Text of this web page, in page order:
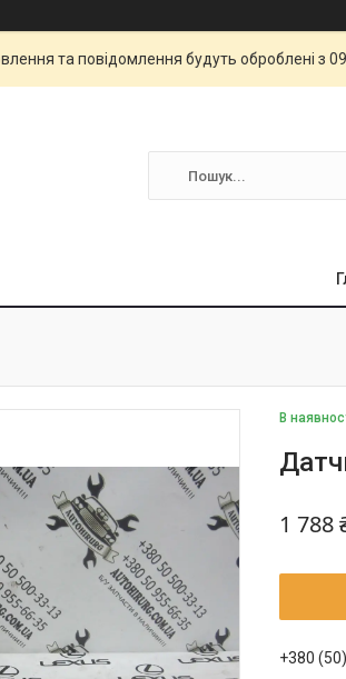
та повідомлення будуть оброблені з
В
1 788
+380